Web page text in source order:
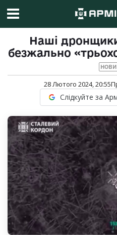
Наші
безжально
28 Лютого 2024, 20:55
Слідкуйте за